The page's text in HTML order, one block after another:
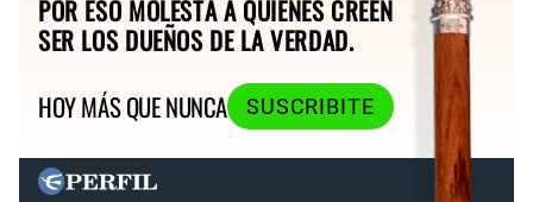
POR ESO MOLESTA A QUIENES CREEN
SER LOS DUEÑOS DE LA VERDAD.
HOY MÁS QUE NUNCA
SUSCRIBITE